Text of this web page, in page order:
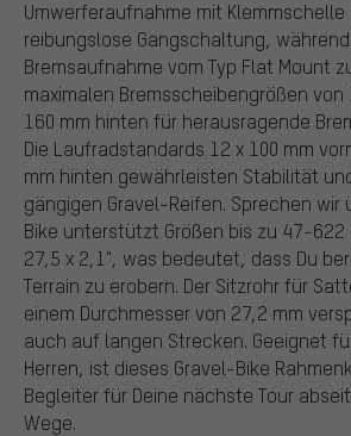
Umwerferaufnahme mit
reibungslose Gangschaltung,
Bremsaufnahme vom Typ Flat Mount
maximalen Bremsscheibengrößen von
160 mm hinten für herausragende
Die Laufradstandards 12 x 100 mm
mm hinten gewährleisten Stabilität
gängigen Gravel-Reifen. Sprechen wir
Bike unterstützt Größen bis zu 47-622
27,5 x 2,1", was bedeutet, dass Du
Terrain zu erobern. Der Sitzrohr für
einem Durchmesser von 27,2 mm
auch auf langen Strecken. Geeignet
Herren, ist dieses Gravel-Bike
Begleiter für Deine nächste Tour
Wege.